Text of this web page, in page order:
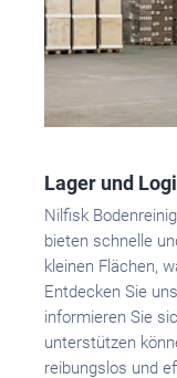
Lager und
Nilfisk
bieten schnelle
kleinen Flächen,
Entdecken Sie
informieren Sie
unterstützen
reibungslos und